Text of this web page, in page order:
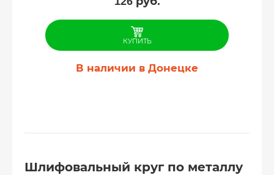
КУПИТЬ
В наличии в Донецке
Шлифовальный круг по металлу